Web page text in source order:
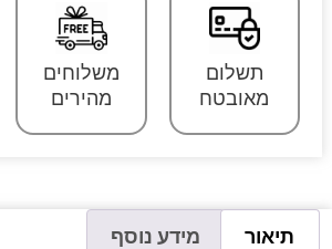
תשלום
מאובטח
משלוחים
מהירים
תיאור מידע נוסף